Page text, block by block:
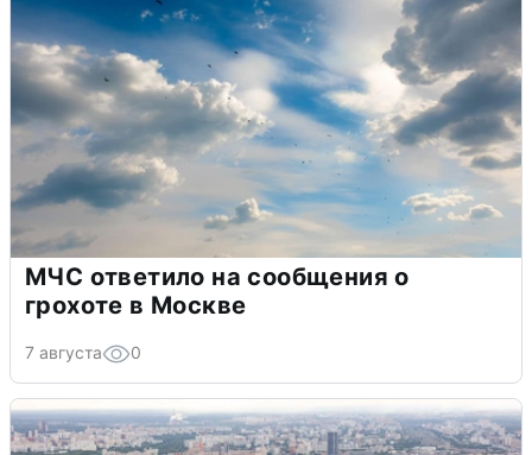
МЧС ответило на сообщения о
грохоте в Москве
7 августа 0